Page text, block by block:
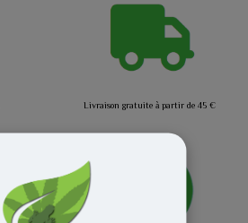
Livraison gratuite à partir de 45 €